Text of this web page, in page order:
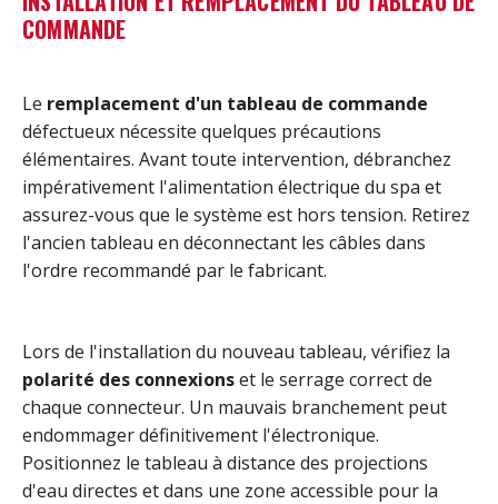
COMMANDE
Le remplacement d'un tableau de commande
défectueux nécessite quelques précautions
élémentaires. Avant toute intervention, débranchez
impérativement l'alimentation électrique du spa et
assurez-vous que le système est hors tension. Retirez
l'ancien tableau en déconnectant les câbles dans
l'ordre recommandé par le fabricant.
Lors de l'installation du nouveau tableau, vérifiez la
polarité des connexionset le serrage correct de
chaque connecteur. Un mauvais branchement peut
endommager définitivement l'électronique.
Positionnez le tableau à distance des projections
d'eau directes et dans une zone accessible pour la